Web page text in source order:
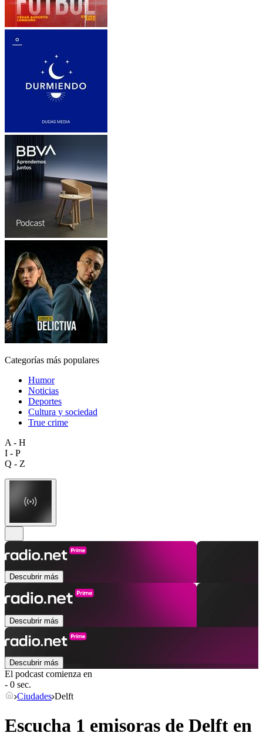
Categorías más populares
Humor
Noticias
Deportes
Cultura y sociedad
True crime
A - H
I - P
Q - Z
Descubrir más
Descubrir más
Descubrir más
El podcast comienza en
- 0 sec.
Ciudades Delft
Escucha 1 emisoras de Delft en